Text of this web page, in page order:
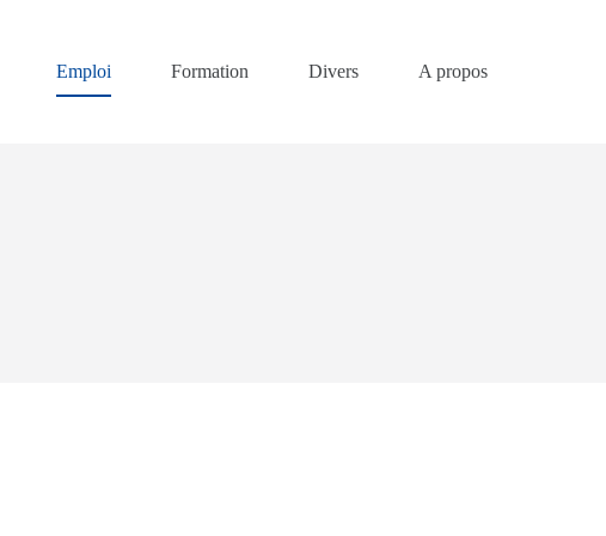
Emploi Formation Divers A propos